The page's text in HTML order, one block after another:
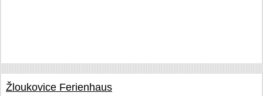
Žloukovice Ferienhaus